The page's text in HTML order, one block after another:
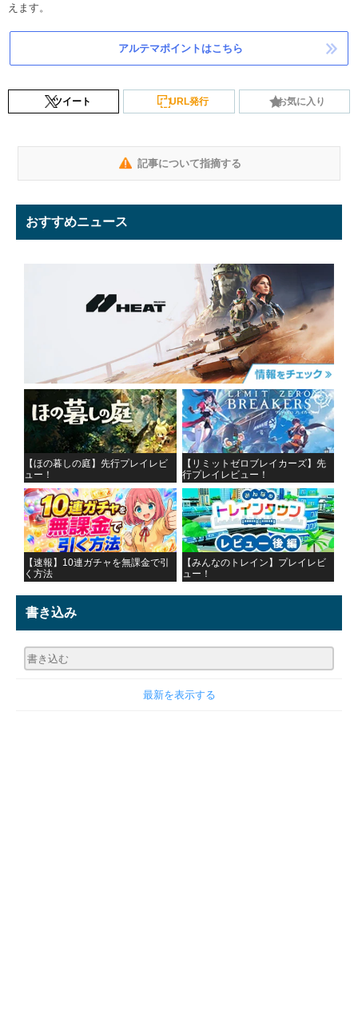
えます。
アルテマポイントはこちら
ツイート URL発行 お気に入り
記事について指摘する
おすすめニュース
【ほの暮しの庭】先行プレイレビ
ュー！
【リミットゼロブレイカーズ】先
行プレイレビュー！
【速報】10連ガチャを無課金で引
く方法
【みんなのトレイン】プレイレビ
ュー！
書き込み
最新を表示する